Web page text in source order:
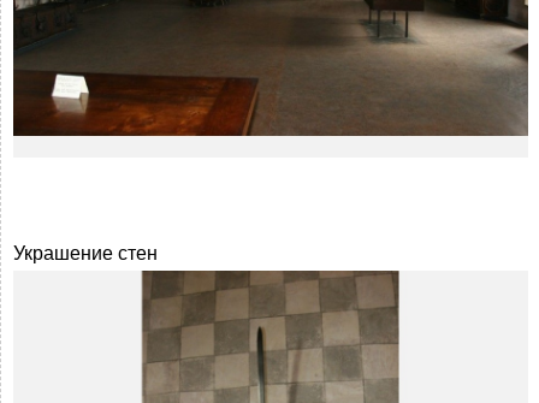
Украшение стен